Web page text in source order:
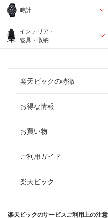
時計
インテリア・
寝具・収納
楽天ビックの特徴
お得な情報
お買い物
ご利用ガイド
楽天ビック
楽天ビックのサービスご利用上の注意